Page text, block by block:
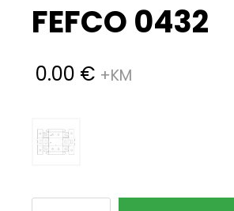
FEFCO 0432
0.00 €